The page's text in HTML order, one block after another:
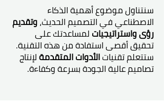
سنتناول موضوع أهمية الذكاء
الاصطناعي في التصميم الحديث،وتقديم
رؤى واستراتيجياتلمساعدتك على
تحقيق أقصى استفادة من هذه التقنية.
ستتعلم تقنياتالأدوات المتقدمةلإنتاج
تصاميم عالية الجودة بسرعة وكفاءة.